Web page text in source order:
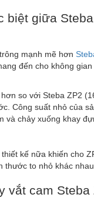
biệt giữa
mạnh mẽ hơn
đến cho không
so với Steba ZP2
Công suất nhỏ của
và chảy xuống khay
kế nữa khiến cho
thước to nhỏ khác
vắt cam Steba